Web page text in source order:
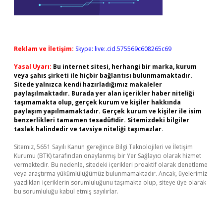
Reklam ve İletişim: Skype: live:.cid.575569c608265c69
Yasal Uyarı: Bu internet sitesi, herhangi bir marka, kurum
veya şahıs şirketi ile hiçbir bağlantısı bulunmamaktadır.
Sitede yalnızca kendi hazırladığımız makaleler
paylaşılmaktadır. Burada yer alan içerikler haber niteliği
taşımamakta olup, gerçek kurum ve kişiler hakkında
paylaşım yapılmamaktadır. Gerçek kurum ve kişiler ile isim
benzerlikleri tamamen tesadüfidir. Sitemizdeki bilgiler
taslak halindedir ve tavsiye niteliği taşımazlar.
Sitemiz, 5651 Sayılı Kanun gereğince Bilgi Teknolojileri ve İletişim
Kurumu (BTK) tarafından onaylanmış bir Yer Sağlayıcı olarak hizmet
vermektedir. Bu nedenle, sitedeki içerikleri proaktif olarak denetleme
veya araştırma yükümlülüğümüz bulunmamaktadır. Ancak, üyelerimiz
yazdıkları içeriklerin sorumluluğunu taşımakta olup, siteye üye olarak
bu sorumluluğu kabul etmiş sayılırlar.